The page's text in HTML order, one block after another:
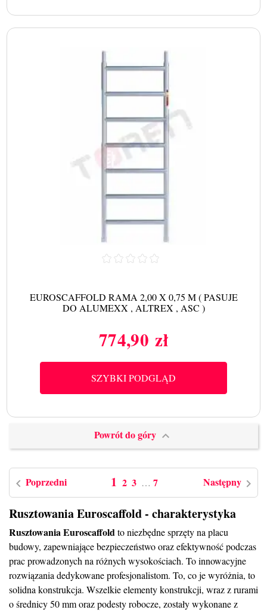
EUROSCAFFOLD RAMA 2,00 X 0,75 M ( PASUJE
DO ALUMEXX , ALTREX , ASC )
Cena
774,90 zł
SZYBKI PODGLĄD
Powrót do góry 
Poprzedni 1 2 3 … 7 Następny
Rusztowania Euroscaffold - charakterystyka
Rusztowania Euroscaffoldto niezbędne sprzęty na placu
budowy, zapewniające bezpieczeństwo oraz efektywność podczas
prac prowadzonych na różnych wysokościach. To innowacyjne
rozwiązania dedykowane profesjonalistom. To, co je wyróżnia, to
solidna konstrukcja. Wszelkie elementy konstrukcji, wraz z rurami
o średnicy 50 mm oraz podesty robocze, zostały wykonane z